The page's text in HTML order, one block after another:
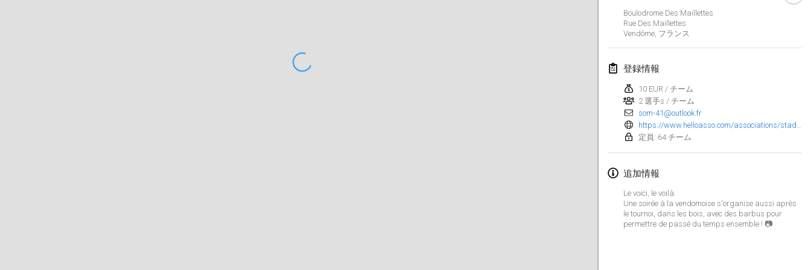
Boulodrome Des Maillettes
Rue Des Maillettes
Vendôme, フランス
登録情報
10 EUR / チーム
2 選手s / チーム
som-41@outlook.fr
定員: 64 チーム
追加情報
Le voici, le voilà.
Une soirée à la vendomoise s'organise aussi après
le tournoi, dans les bois, avec des barbus pour
permettre de passé du temps ensemble ! 📷
2022年2月
MS v MÖLKPARKURU
2022年2月4日
TangoMölkky
2022年2月5日|フィンランド
Yamagata Tournament
2022年2月13日|日本